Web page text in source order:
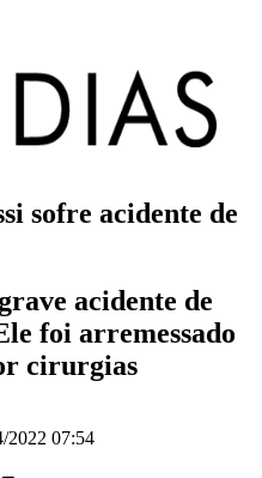
sofre acidente de
acidente de
foi arremessado
cirurgias
2022 07:54